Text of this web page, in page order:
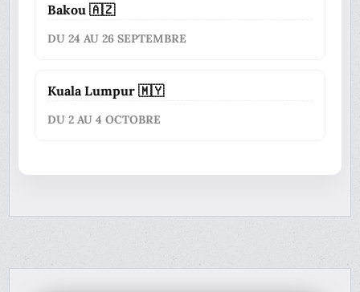
Bakou 🇦🇿
DU 24 AU 26 SEPTEMBRE
Kuala Lumpur 🇲🇾
DU 2 AU 4 OCTOBRE